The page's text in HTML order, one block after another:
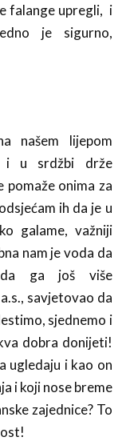
falange upregli, i
je sigurno,
našem lijepom
i u srdžbi drže
pomaže onima za
ih da je u
galame, važniji
nam je voda da
ga još više
savjetovao da
sjednemo i
dobra donijeti!
ugledaju i kao on
i koji nose breme
zajednice? To